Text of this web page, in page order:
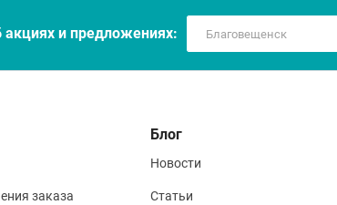
и предложениях:
заказа
Блог
Новости
Статьи